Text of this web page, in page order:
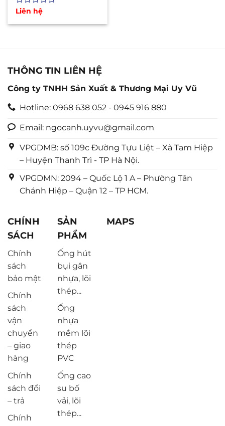
Được
hạng
Liên hệ
THÔNG TIN LIÊN HỆ
Công ty TNHH Sản Xuất & Thương Mại Uy Vũ
Hotline: 0968 638 052 - 0945 916 880
Email: ngocanh.uyvu@gmail.com
VPGDMB: số 109c Đường Tựu Liệt – Xã Tam Hiệp
– Huyện Thanh Trì - TP Hà Nội.
VPGDMN: 2094 – Quốc Lộ 1 A – Phường Tân
Chánh Hiệp – Quận 12 – TP HCM.
CHÍNH
SÁCH
Chính
sách
bảo mật
Chính
sách
vận
chuyển
– giao
hàng
Chính
sách đổi
– trả
Chính
SẢN
PHẨM
Ống hút
bụi gân
nhựa, lõi
thép...
Ống
nhựa
mềm lõi
thép
PVC
Ống cao
su bố
vải, lõi
thép...
MAPS